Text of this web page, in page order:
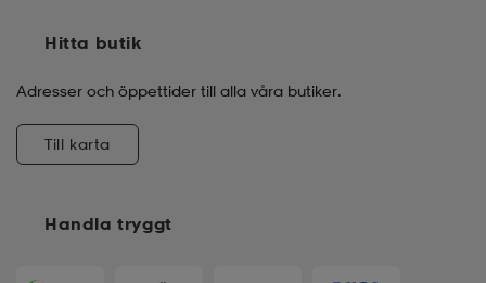
Handla tryggt
Hitta butik
Adresser och öppettider till alla våra butiker.
Till karta